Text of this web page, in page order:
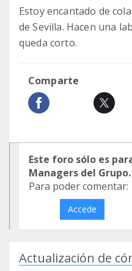
Estoy encantado de
de Sevilla. Hacen una
queda corto.
Comparte
Este foro sólo es
Managers del Grupo.
Para poder comentar:
Accede
Actualización de